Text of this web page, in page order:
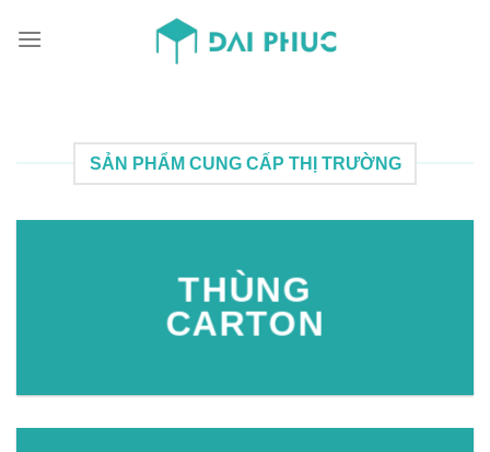
SẢN PHẨM CUNG CẤP THỊ TRƯỜNG
THÙNG
CARTON